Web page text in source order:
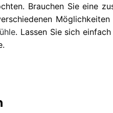
Brauchen Sie eine
. Lassen Sie sich